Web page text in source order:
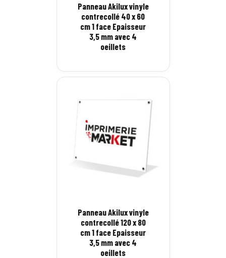
Panneau Akilux vinyle
contrecollé 40 x 60
cm 1 face Epaisseur
3,5 mm avec 4
oeillets
Panneau Akilux vinyle
contrecollé 120 x 80
cm 1 face Epaisseur
3,5 mm avec 4
oeillets